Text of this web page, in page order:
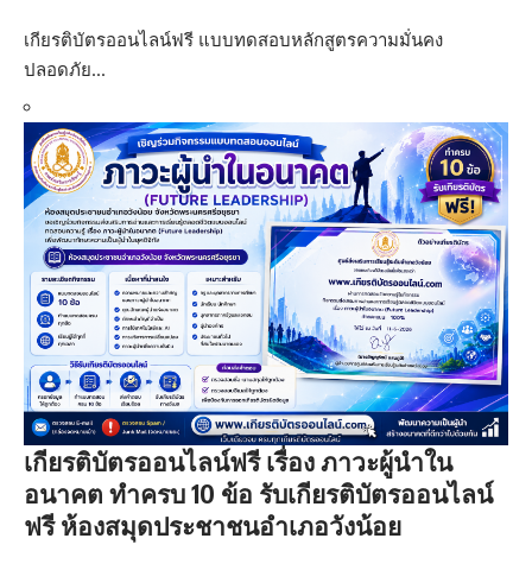
เกียรติบัตรออนไลน์ฟรี แบบทดสอบหลักสูตรความมั่นคง
ปลอดภัย…
เกียรติบัตรออนไลน์ฟรี เรื่อง ภาวะผู้นำใน
อนาคต ทำครบ 10 ข้อ รับเกียรติบัตรออนไลน์
ฟรี ห้องสมุดประชาชนอำเภอวังน้อย